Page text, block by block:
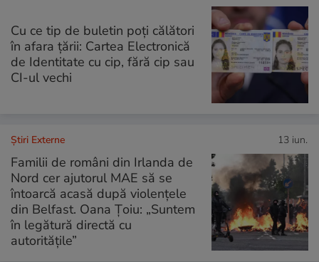
Cu ce tip de buletin poți călători
în afara țării: Cartea Electronică
de Identitate cu cip, fără cip sau
CI-ul vechi
Știri Externe 13 iun.
Familii de români din Irlanda de
Nord cer ajutorul MAE să se
întoarcă acasă după violențele
din Belfast. Oana Țoiu: „Suntem
în legătură directă cu
autoritățile”